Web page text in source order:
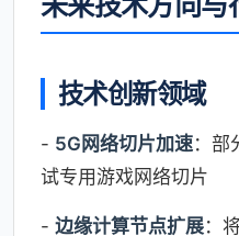
技术创新领域
- 5G网络切片加速：部
试专用游戏网络切片
- 边缘计算节点扩展：